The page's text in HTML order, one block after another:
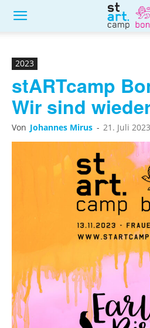
2023
stARTcamp
Wir sind
Von Johannes Mirus - 21. Juli 2023